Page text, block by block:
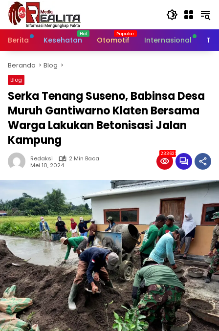
Langsung
konten
Berita
Kesehatan Otomotif Internasional
Beranda Blog
Blog
Serka Tenang Suseno, Babinsa Desa
Muruh Gantiwarno Klaten Bersama
Warga Lakukan Betonisasi Jalan
Kampung
Redaksi
2 Min Baca
Mei 10, 2024
233625